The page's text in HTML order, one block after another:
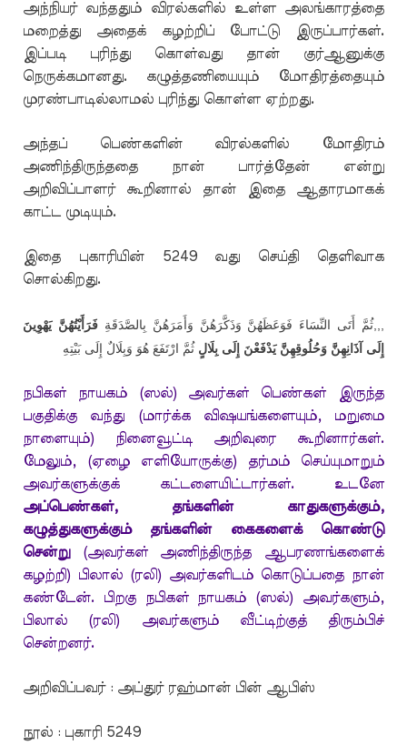
அந்நியர் வந்ததும் விரல்களில் உள்ள அலங்காரத்தை
மறைத்து அதைக் கழற்றிப் போட்டு இருப்பார்கள்.
இப்படி புரிந்து கொள்வது தான் குர்ஆனுக்கு
நெருக்கமானது. கழுத்தணியையும் மோதிரத்தையும்
முரண்பாடில்லாமல் புரிந்து கொள்ள ஏற்றது.
அந்தப் பெண்களின் விரல்களில் மோதிரம்
அணிந்திருந்ததை நான் பார்த்தேன் என்று
அறிவிப்பாளர் கூறினால் தான் இதை ஆதாரமாகக்
காட்ட முடியும்.
இதை புகாரியின் 5249 வது செய்தி தெளிவாக
சொல்கிறது.
,,,ثُمَّ أَتَى النِّسَاءَ فَوَعَظَهُنَّ وَذَكَّرَهُنَّ وَأَمَرَهُنَّ بِالصَّدَقَةِفَرَأَيْتُهُنَّ يَهْوِينَ
إِلَى آذَانِهِنَّ وَحُلُوقِهِنَّ يَدْفَعْنَ إِلَى بِلَالٍ ثُمَّ ارْتَفَعَ هُوَ وَبِلَالٌ إِلَى بَيْتِهِ
நபிகள் நாயகம் (ஸல்) அவர்கள் பெண்கள் இருந்த
பகுதிக்கு வந்து (மார்க்க விஷயங்களையும், மறுமை
நாளையும்) நினைவூட்டி அறிவுரை கூறினார்கள்.
மேலும், (ஏழை எளியோருக்கு) தர்மம் செய்யுமாறும்
அவர்களுக்குக் கட்டளையிட்டார்கள். உடனே
அப்பெண்கள், தங்களின் காதுகளுக்கும்,
கழுத்துகளுக்கும் தங்களின் கைகளைக் கொண்டு
சென்று(அவர்கள் அணிந்திருந்த ஆபரணங்களைக்
கழற்றி) பிலால் (ரலி) அவர்களிடம் கொடுப்பதை நான்
கண்டேன். பிறகு நபிகள் நாயகம் (ஸல்) அவர்களும்,
பிலால் (ரலி) அவர்களும் வீட்டிற்குத் திரும்பிச்
சென்றனர்.
அறிவிப்பவர் : அப்துர் ரஹ்மான் பின் ஆபிஸ்
நூல் : புகாரி 5249